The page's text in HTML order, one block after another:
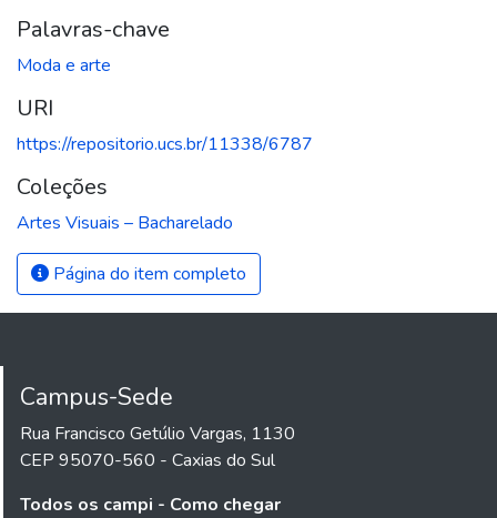
Palavras-chave
Moda e arte
URI
https://repositorio.ucs.br/11338/6787
Coleções
Artes Visuais – Bacharelado
Página do item completo
Campus-Sede
Rua Francisco Getúlio Vargas, 1130
CEP 95070-560 - Caxias do Sul
Todos os campi - Como chegar